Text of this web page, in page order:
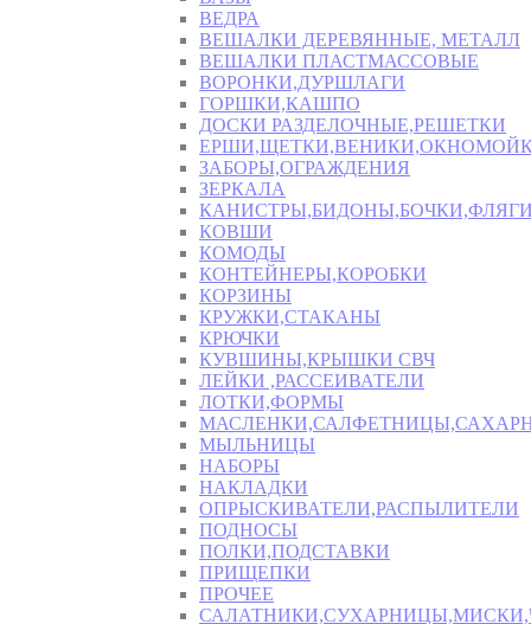
ВЕДРА
ВЕШАЛКИ ДЕРЕВЯННЫЕ, МЕТАЛЛ
ВЕШАЛКИ ПЛАСТМАССОВЫЕ
ВОРОНКИ,ДУРШЛАГИ
ГОРШКИ,КАШПО
ДОСКИ РАЗДЕЛОЧНЫЕ,РЕШЕТКИ
ЗАБОРЫ,ОГРАЖДЕНИЯ
ЗЕРКАЛА
КОВШИ
КОМОДЫ
КОНТЕЙНЕРЫ,КОРОБКИ
КОРЗИНЫ
КРУЖКИ,СТАКАНЫ
КРЮЧКИ
КУВШИНЫ,КРЫШКИ СВЧ
ЛЕЙКИ ,РАССЕИВАТЕЛИ
ЛОТКИ,ФОРМЫ
МЫЛЬНИЦЫ
НАБОРЫ
НАКЛАДКИ
ОПРЫСКИВАТЕЛИ,РАСПЫЛИТЕЛИ
ПОДНОСЫ
ПОЛКИ,ПОДСТАВКИ
ПРИЩЕПКИ
ПРОЧЕЕ